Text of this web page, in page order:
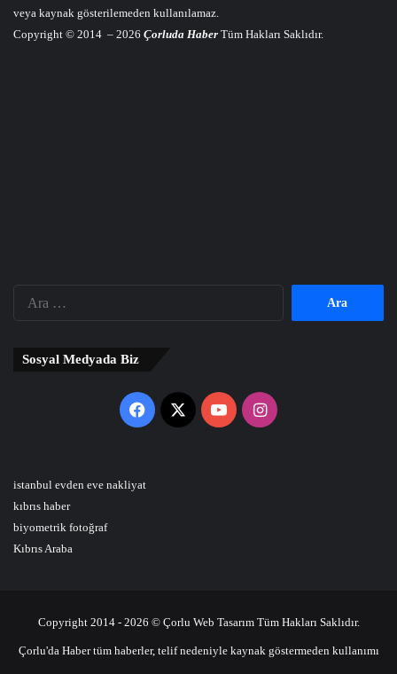
veya kaynak gösterilemeden kullanılamaz.
Copyright © 2014 – 2026 Çorluda Haber Tüm Hakları Saklıdır.
Sosyal Medyada Biz
Facebook
X YouTubeInstagram
istanbul evden eve nakliyat
kıbrıs haber
biyometrik fotoğraf
Kıbrıs Araba
Copyright 2014 - 2026 © Çorlu Web Tasarım Tüm Hakları Saklıdır.
Çorlu'da Haber tüm haberler, telif nedeniyle kaynak göstermeden kullanımı